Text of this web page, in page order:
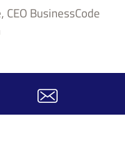
BusinessCode